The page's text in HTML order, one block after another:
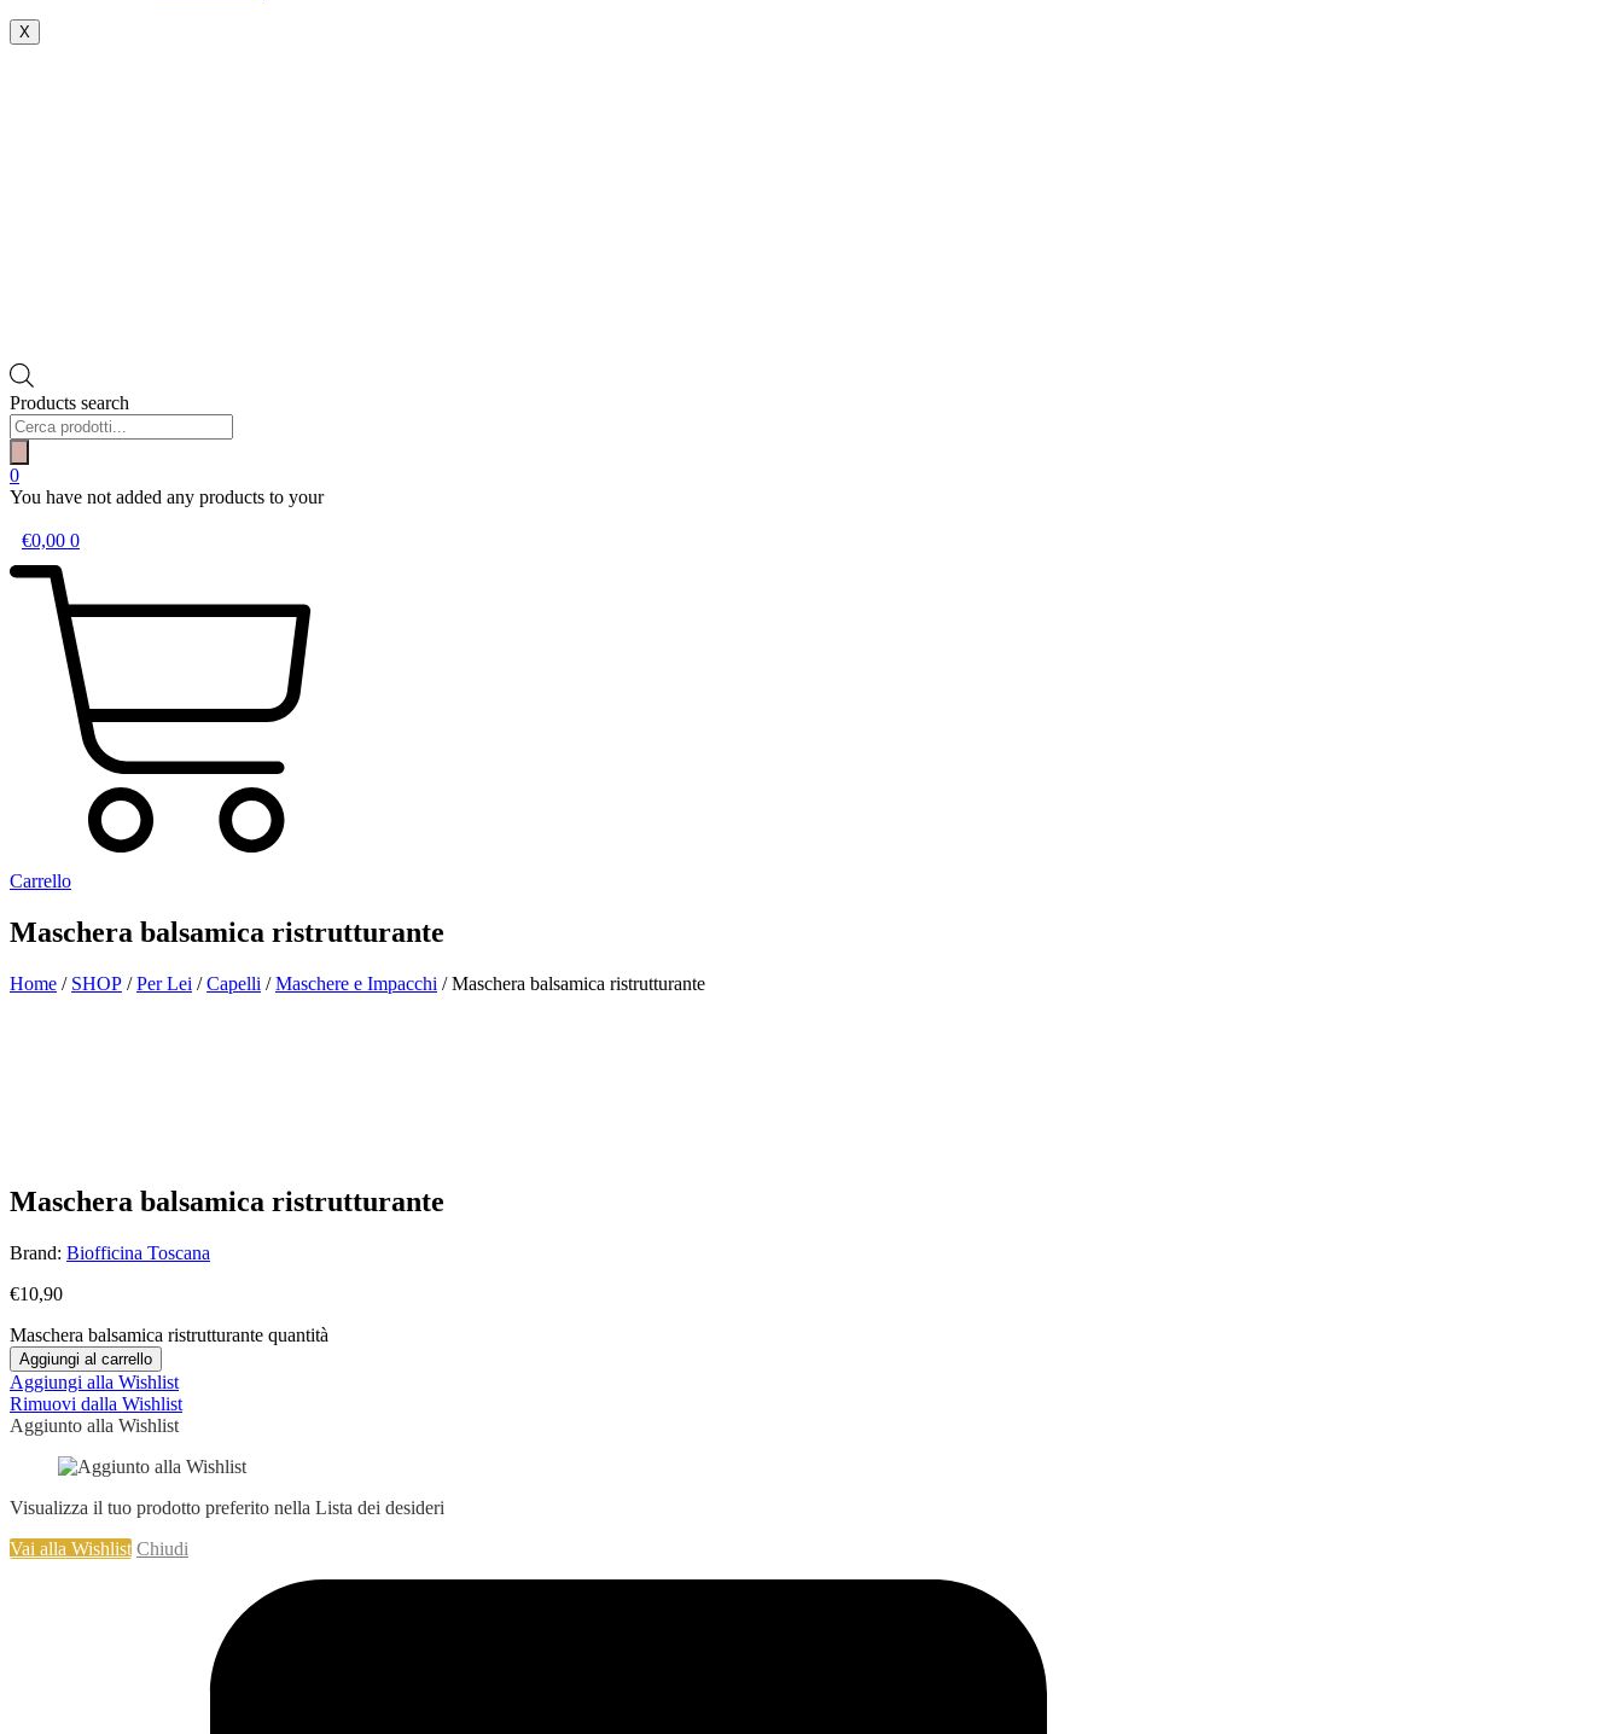
X
Products search
0
You have not added any products to your
€0,00 0
Carrello
Maschera balsamica ristrutturante
Home / SHOP /Per Lei /Capelli /Maschere e Impacchi / Maschera balsamica ristrutturante
Maschera balsamica ristrutturante
Brand: Biofficina Toscana
€10,90
Maschera balsamica ristrutturante quantità
Aggiungi al carrello
Aggiungi alla Wishlist
Rimuovi dalla Wishlist
Aggiunto alla Wishlist
Visualizza il tuo prodotto preferito nella Lista dei desideri
Vai alla Wishlist Chiudi